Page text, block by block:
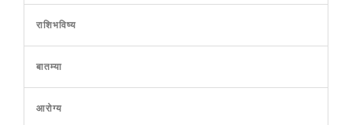
राशिभविष्य
बातम्या
आरोग्य